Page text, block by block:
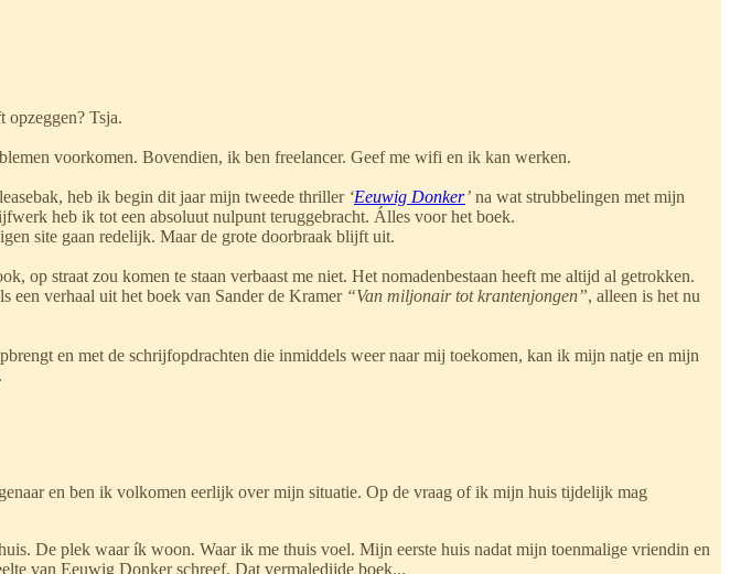
Tsja.
voorkomen. Bovendien, ik ben freelancer. Geef me wifi en ik kan werken.
heb ik begin dit jaar mijn tweede thriller ‘Eeuwig Donker’ na wat strubbelingen met mijn
heb ik tot een absoluut nulpunt teruggebracht. Álles voor het boek.
site gaan redelijk. Maar de grote doorbraak blijft uit.
straat zou komen te staan verbaast me niet. Het nomadenbestaan heeft me altijd al getrokken.
een verhaal uit het boek van Sander de Kramer “Van miljonair tot krantenjongen”, alleen is het nu
en met de schrijfopdrachten die inmiddels weer naar mij toekomen, kan ik mijn natje en mijn
en ben ik volkomen eerlijk over mijn situatie. Op de vraag of ik mijn huis tijdelijk mag
De plek waar ík woon. Waar ik me thuis voel. Mijn eerste huis nadat mijn toenmalige vriendin en
van Eeuwig Donker schreef. Dat vermaledijde boek...